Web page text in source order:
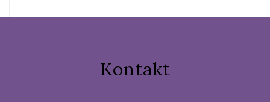
navigation
Kontakt